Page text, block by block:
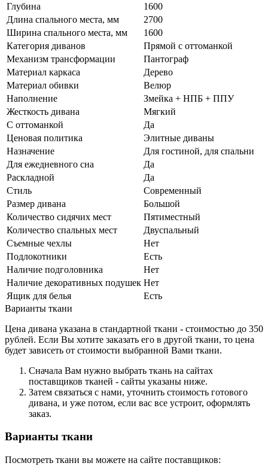
Глубина
1600
Длина спального места, мм
2700
Ширина спального места, мм
1600
Категория диванов
Прямой с оттоманкой
Механизм трансформации
Пантограф
Материал каркаса
Дерево
Материал обивки
Велюр
Наполнение
Змейка + НПБ + ППУ
Жесткость дивана
Мягкий
С оттоманкой
Да
Ценовая политика
Элитные диваны
Назначение
Для гостиной, для спальни
Для ежедневного сна
Да
Раскладной
Да
Стиль
Современный
Размер дивана
Большой
Количество сидячих мест
Пятиместный
Количество спальных мест
Двуспальный
Съемные чехлы
Нет
Подлокотники
Есть
Наличие подголовника
Нет
Наличие декоративных подушек Нет
Ящик для белья
Есть
Варианты ткани
Цена дивана указана в стандартной ткани - стоимостью до 350
рублей. Если Вы хотите заказать его в другой ткани, то цена
будет зависеть от стоимости выбранной Вами ткани.
Сначала Вам нужно выбрать ткань на сайтах
поставщиков тканей - сайты указаны ниже.
Затем связаться с нами, уточнить стоимость готового
дивана, и уже потом, если вас все устроит, оформлять
заказ.
Варианты ткани
Посмотреть ткани вы можете на сайте поставщиков: